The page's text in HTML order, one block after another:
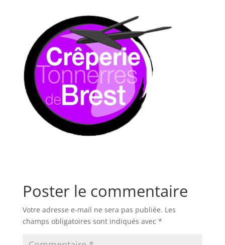
Poster le commentaire
Votre adresse e-mail ne sera pas publiée. Les
champs obligatoires sont indiqués avec *